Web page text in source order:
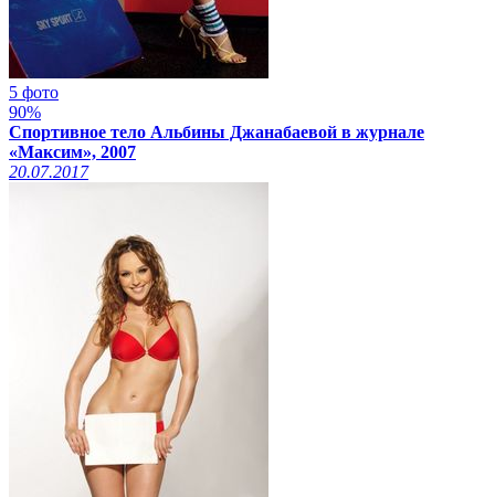
5 фото
90%
Спортивное тело Альбины Джанабаевой в журнале
«Максим», 2007
20.07.2017